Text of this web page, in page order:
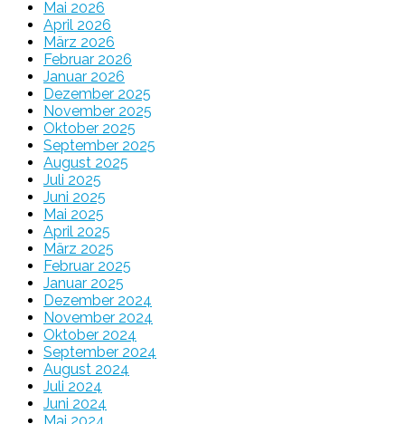
Mai 2026
April 2026
März 2026
Februar 2026
Januar 2026
Dezember 2025
November 2025
Oktober 2025
September 2025
August 2025
Juli 2025
Juni 2025
Mai 2025
April 2025
März 2025
Februar 2025
Januar 2025
Dezember 2024
November 2024
Oktober 2024
September 2024
August 2024
Juli 2024
Juni 2024